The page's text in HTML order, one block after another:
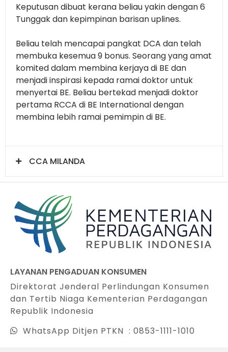
Keputusan dibuat kerana beliau yakin dengan 6
Tunggak dan kepimpinan barisan uplines.
Beliau telah mencapai pangkat DCA dan telah
membuka kesemua 9 bonus. Seorang yang amat
komited dalam membina kerjaya di BE dan
menjadi inspirasi kepada ramai doktor untuk
menyertai BE. Beliau bertekad menjadi doktor
pertama RCCA di BE International dengan
membina lebih ramai pemimpin di BE.
CCA MILANDA
LAYANAN PENGADUAN KONSUMEN
Direktorat Jenderal Perlindungan Konsumen
dan Tertib Niaga Kementerian Perdagangan
Republik Indonesia
WhatsApp Ditjen PTKN : 0853-1111-1010